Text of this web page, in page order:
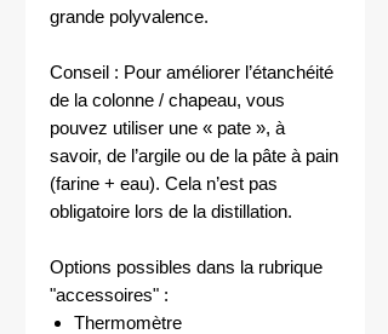
grande polyvalence.
Conseil : Pour améliorer l’étanchéité
de la colonne / chapeau, vous
pouvez utiliser une « pate », à
savoir, de l’argile ou de la pâte à pain
(farine + eau). Cela n’est pas
obligatoire lors de la distillation.
Options possibles dans la rubrique
"accessoires" :
Thermomètre